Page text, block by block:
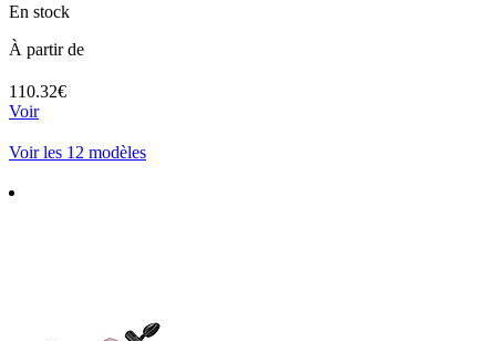
En stock
À partir de
110.32€
Voir
Voir les 12 modèles